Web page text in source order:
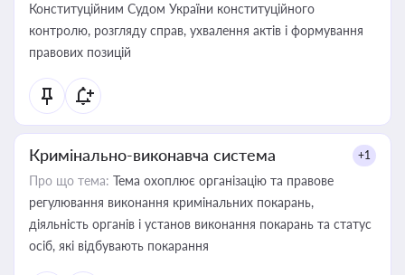
Конституційним Судом України конституційного
контролю, розгляду справ, ухвалення актів і формування
правових позицій
Кримінально-виконавча система +1
Про що тема: Тема охоплює організацію та правове
регулювання виконання кримінальних покарань,
діяльність органів і установ виконання покарань та статус
осіб, які відбувають покарання